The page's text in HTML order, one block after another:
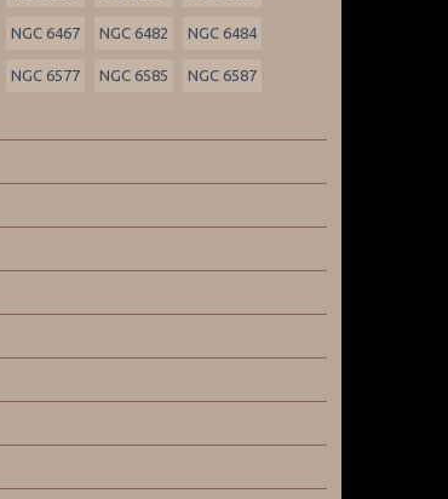
NGC 6467 NGC 6482 NGC 6484
NGC 6577 NGC 6585 NGC 6587